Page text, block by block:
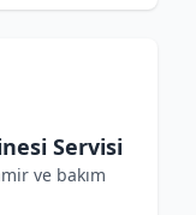
Servisi
ve bakım